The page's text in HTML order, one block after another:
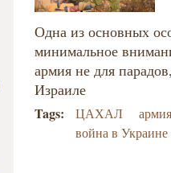
Одна из основных
минимальное
армия не для
Израиле
Tags: ЦАХАЛ
армия
война в Украине